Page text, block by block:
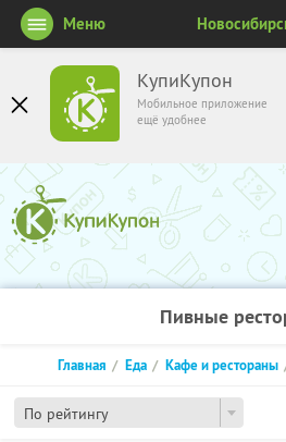
КупиКупон
Мобильное приложение
ещё удобнее
Меню
Пивные
По рейтингу
Главная Еда Кафе и рестораны